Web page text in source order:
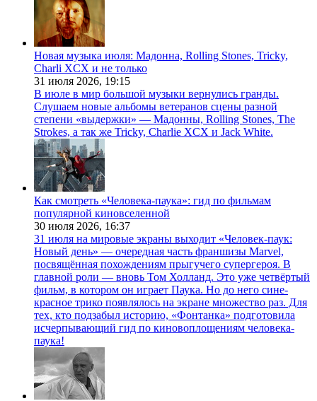
Новая музыка июля: Мадонна, Rolling Stones, Tricky,
Charli XCX и не только
31 июля 2026, 19:15
В июле в мир большой музыки вернулись гранды.
Слушаем новые альбомы ветеранов сцены разной
степени «выдержки» — Мадонны, Rolling Stones, The
Strokes, а так же Tricky, Charlie XCX и Jack White.
Как смотреть «Человека-паука»: гид по фильмам
популярной киновселенной
30 июля 2026, 16:37
31 июля на мировые экраны выходит «Человек-паук:
Новый день» — очередная часть франшизы Marvel,
посвящённая похождениям прыгучего супергероя. В
главной роли — вновь Том Холланд. Это уже четвёртый
фильм, в котором он играет Паука. Но до него сине-
красное трико появлялось на экране множество раз. Для
тех, кто подзабыл историю, «Фонтанка» подготовила
исчерпывающий гид по киновоплощениям человека-
паука!